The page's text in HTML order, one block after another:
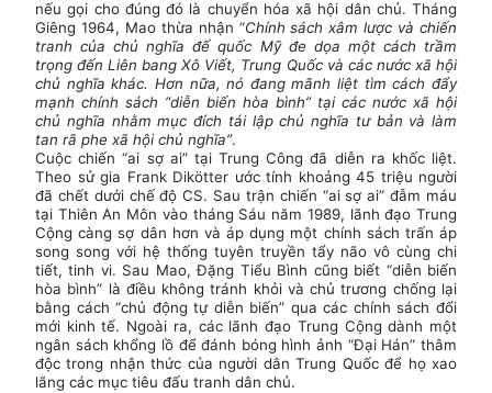
nếu gọi cho đúng đó là chuyển hóa xã hội dân chủ. Tháng
Giêng 1964, Mao thừa nhận “Chính sách xâm lược và chiến
tranh của chủ nghĩa đế quốc Mỹ đe dọa một cách trầm
trọng đến Liên bang Xô Viết, Trung Quốc và các nước xã hội
chủ nghĩa khác. Hơn nữa, nó đang mãnh liệt tìm cách đẩy
mạnh chính sách “diễn biến hòa bình” tại các nước xã hội
chủ nghĩa nhằm mục đích tái lập chủ nghĩa tư bản và làm
tan rã phe xã hội chủ nghĩa”.
Cuộc chiến “ai sợ ai” tại Trung Công đã diễn ra khốc liệt.
Theo sử gia Frank Dikötter ước tính khoảng 45 triệu người
đã chết dưới chế độ CS. Sau trận chiến “ai sợ ai” đẫm máu
tại Thiên An Môn vào tháng Sáu năm 1989, lãnh đạo Trung
Cộng càng sợ dân hơn và áp dụng một chính sách trấn áp
song song với hệ thống tuyên truyền tẩy não vô cùng chi
tiết, tinh vi. Sau Mao, Đặng Tiểu Bình cũng biết “diễn biến
hòa bình” là điều không tránh khỏi và chủ trương chống lại
bằng cách “chủ động tự diễn biến” qua các chính sách đổi
mới kinh tế. Ngoài ra, các lãnh đạo Trung Cộng dành một
ngân sách khổng lồ để đánh bóng hình ảnh “Đại Hán” thâm
độc trong nhận thức của người dân Trung Quốc để họ xao
lãng các mục tiêu đấu tranh dân chủ.